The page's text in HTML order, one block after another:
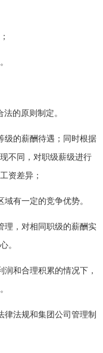
的原则制定。
级的薪酬待遇；同时根据
不同，对职级薪级进行
资差异；
有一定的竞争优势。
理，对相同职级的薪酬实
。
和合理积累的情况下，
律法规和集团公司管理制